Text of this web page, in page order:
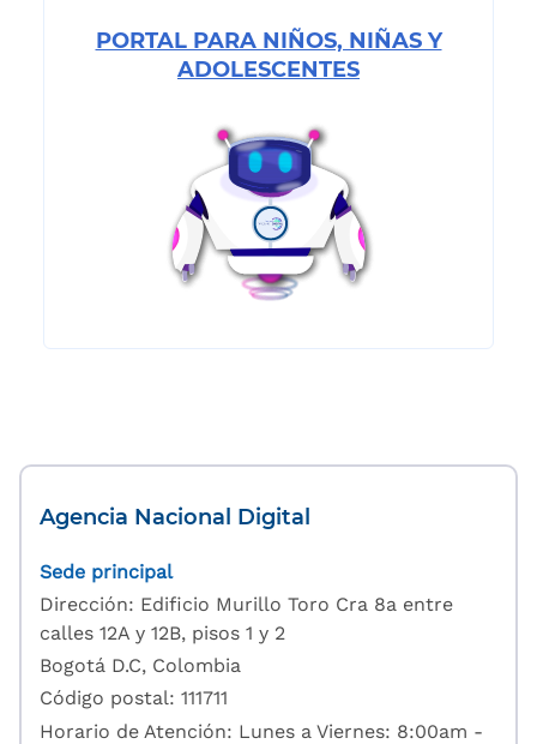
PORTAL PARA NIÑOS, NIÑAS Y
ADOLESCENTES
Agencia Nacional Digital
Sede principal
Dirección: Edificio Murillo Toro Cra 8a entre
calles 12A y 12B, pisos 1 y 2
Bogotá D.C, Colombia
Código postal: 111711
Horario de Atención: Lunes a Viernes: 8:00am -